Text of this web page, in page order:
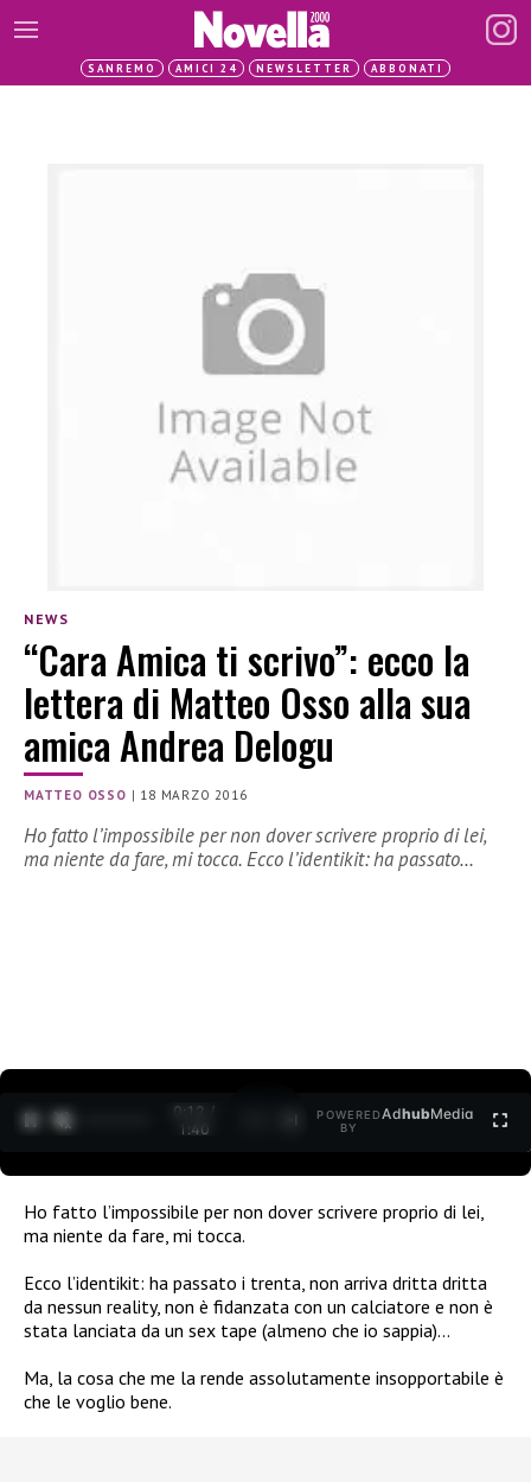
SANREMO AMICI 24 NEWSLETTER ABBONATI
NEWS
“Cara Amica ti scrivo”: ecco la
lettera di Matteo Osso alla sua
amica Andrea Delogu
MATTEO OSSO | 18 MARZO 2016
Ho fatto l’impossibile per non dover scrivere proprio di lei,
ma niente da fare, mi tocca. Ecco l’identikit: ha passato…
0:13 /
1:40
POWERED
BY
AdhubMedia
Ho fatto l’impossibile per non dover scrivere proprio di lei,
ma niente da fare, mi tocca.
Ecco l’identikit: ha passato i trenta, non arriva dritta dritta
da nessun reality, non è fidanzata con un calciatore e non è
stata lanciata da un sex tape (almeno che io sappia)…
Ma, la cosa che me la rende assolutamente insopportabile è
che le voglio bene.